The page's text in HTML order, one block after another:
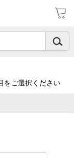
をご選択ください